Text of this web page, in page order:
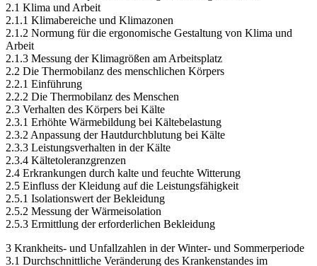
2 Psychologische und physiologische Einflüsse auf den
menschlichen Körper durch widrige Witterungsumstände
2.1 Klima und Arbeit
2.1.1 Klimabereiche und Klimazonen
2.1.2 Normung für die ergonomische Gestaltung von Klima und
Arbeit
2.1.3 Messung der Klimagrößen am Arbeitsplatz
2.2 Die Thermobilanz des menschlichen Körpers
2.2.1 Einführung
2.2.2 Die Thermobilanz des Menschen
2.3 Verhalten des Körpers bei Kälte
2.3.1 Erhöhte Wärmebildung bei Kältebelastung
2.3.2 Anpassung der Hautdurchblutung bei Kälte
2.3.3 Leistungsverhalten in der Kälte
2.3.4 Kältetoleranzgrenzen
2.4 Erkrankungen durch kalte und feuchte Witterung
2.5 Einfluss der Kleidung auf die Leistungsfähigkeit
2.5.1 Isolationswert der Bekleidung
2.5.3 Ermittlung der erforderlichen Bekleidung